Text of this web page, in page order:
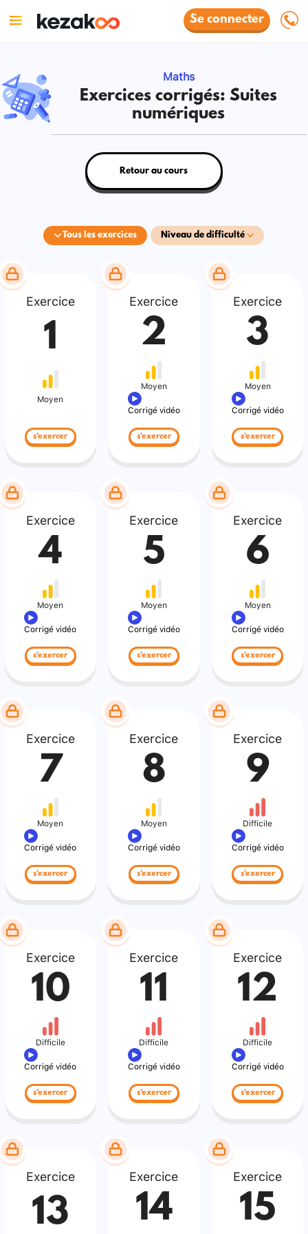
Se connecter
Maths
Exercices corrigés: Suites
numériques
Tous les exercices Niveau de difficulté
Retour au cours
Exercice
1
Moyen
s'exercer
Exercice
2
Moyen
Corrigé vidéo
s'exercer
Exercice
3
Moyen
Corrigé vidéo
s'exercer
Exercice
4
Moyen
Corrigé vidéo
s'exercer
Exercice
5
Moyen
Corrigé vidéo
s'exercer
Exercice
6
Moyen
Corrigé vidéo
s'exercer
Exercice
7
Moyen
Corrigé vidéo
s'exercer
Exercice
8
Moyen
Corrigé vidéo
s'exercer
Exercice
9
Difficile
Corrigé vidéo
s'exercer
Exercice
10
Difficile
Corrigé vidéo
s'exercer
Exercice
11
Difficile
Corrigé vidéo
s'exercer
Exercice
12
Difficile
Corrigé vidéo
s'exercer
Exercice
13
Exercice
14
Exercice
15